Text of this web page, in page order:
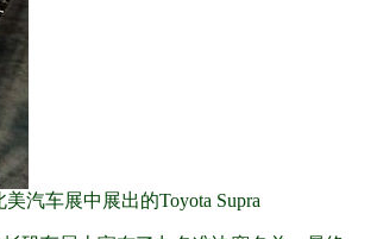
汽车展中展出的Toyota Supra